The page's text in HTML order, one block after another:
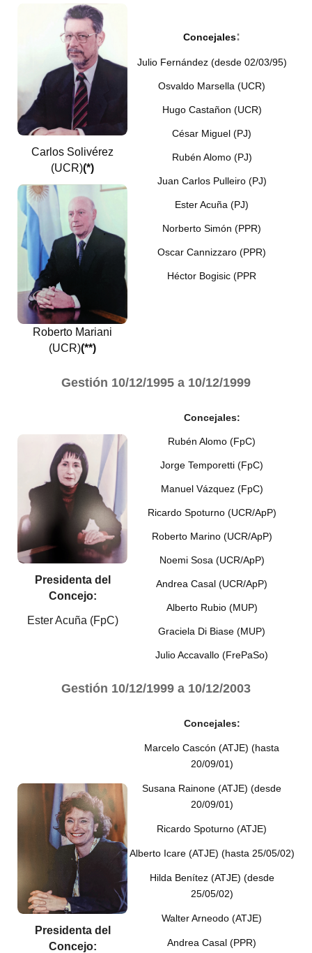
Huéspedes de Honor - Registro
Antiguos Pobladores - Registro
Reconocimientos - Registro
Bariloche, Municipio intercultural
REFORMA DE LA CARTA ORGÁNICA
Carlos Solivérez
(UCR)(*)
Roberto Mariani
(UCR)(**)
Concejales:
Julio Fernández (desde 02/03/95)
Osvaldo Marsella (UCR)
Hugo Castañon (UCR)
César Miguel (PJ)
Rubén Alomo (PJ)
Juan Carlos Pulleiro (PJ)
Ester Acuña (PJ)
Norberto Simón (PPR)
Oscar Cannizzaro (PPR)
Héctor Bogisic (PPR
Gestión 10/12/1995 a 10/12/1999
Presidenta del
Concejo:
Ester Acuña (FpC)
Concejales:
Rubén Alomo (FpC)
Jorge Temporetti (FpC)
Manuel Vázquez (FpC)
Ricardo Spoturno (UCR/ApP)
Roberto Marino (UCR/ApP)
Noemi Sosa (UCR/ApP)
Andrea Casal (UCR/ApP)
Alberto Rubio (MUP)
Graciela Di Biase (MUP)
Julio Accavallo (FrePaSo)
Gestión 10/12/1999 a 10/12/2003
Presidenta del
Concejo:
Concejales:
Marcelo Cascón (ATJE) (hasta
20/09/01)
Susana Rainone (ATJE) (desde
20/09/01)
Ricardo Spoturno (ATJE)
Alberto Icare (ATJE) (hasta 25/05/02)
Hilda Benítez (ATJE) (desde
25/05/02)
Walter Arneodo (ATJE)
Andrea Casal (PPR)